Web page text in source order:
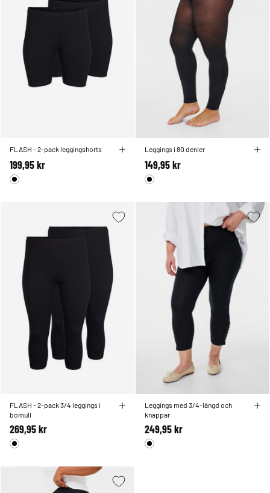
FLASH - 2-pack leggingshorts
199,95 kr
Leggings i 80 denier
149,95 kr
FLASH - 2-pack 3/4 leggings i
bomull
269,95 kr
Leggings med 3/4-längd och
knappar
249,95 kr